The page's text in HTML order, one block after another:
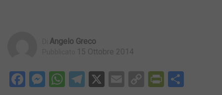
Angelo Greco
15 Ottobre 2014
Facebook
Messenger
WhatsApp
Telegram
X EmailCopy